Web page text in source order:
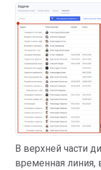
В верхней части
временная линия,